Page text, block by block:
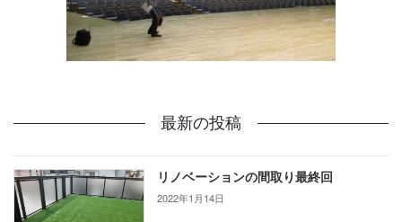
最新の投稿
リノベーションの間取り最終回
2022年1月14日